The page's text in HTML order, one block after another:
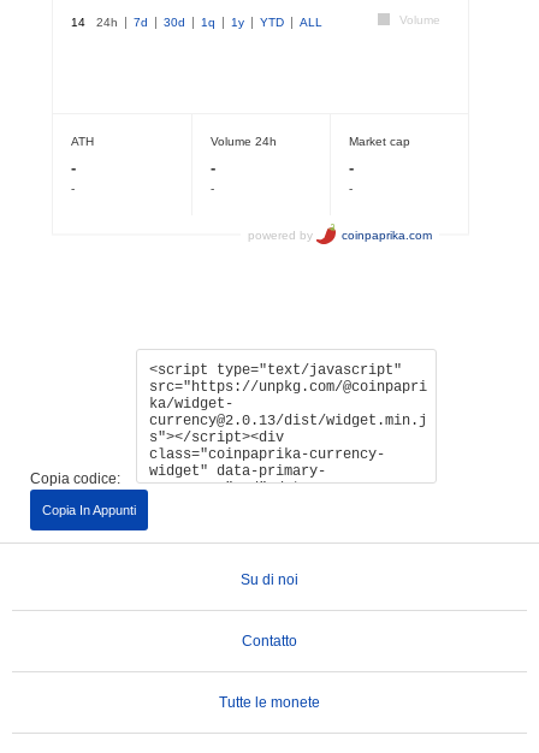
Copia codice:
Copia In Appunti
Su di noi
Contatto
Tutte le monete